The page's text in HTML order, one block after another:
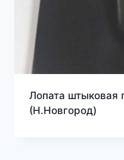
Лопата штыковая
(Н.Новгород)